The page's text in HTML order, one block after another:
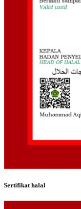
Sertifikat halal